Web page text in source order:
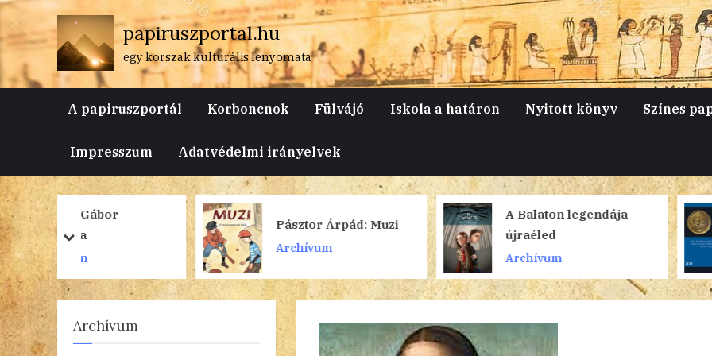
Skip
to
content
papiruszportal.hu
egy korszak kulturális lenyomata
A papiruszportál Korboncnok Fülvájó Iskola a határon Nyitott könyv Színes
Impresszum Adatvédelmi irányelvek
Pásztor Árpád: Muzi
Archívum
A Balaton legendája
újraéled
Archívum
A Bánk
Archívum
prev
next
Archívum